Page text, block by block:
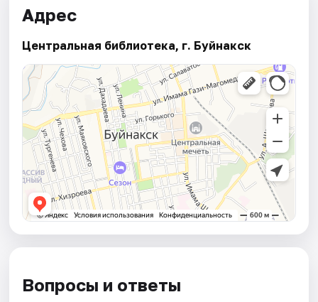
Адрес
Центральная библиотека, г. Буйнакск
Вопросы и ответы